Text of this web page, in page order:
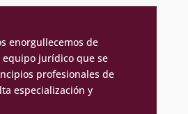
enorgullecemos de
jurídico que se
profesionales de
especialización y